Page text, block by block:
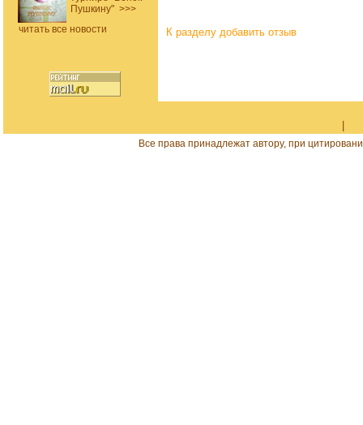
Пушкину" >>>
читать все новости
К разделу добавить отзыв
Все права принадлежат автору, при